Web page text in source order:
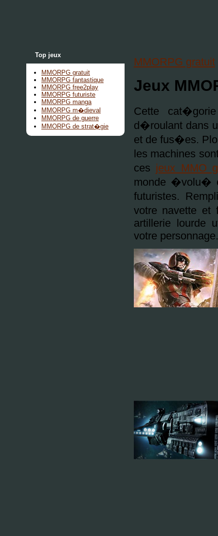
Top jeux
MMORPG gratuit
MMORPG fantastique
MMORPG free2play
MMORPG futuriste
MMORPG manga
MMORPG m�dieval
MMORPG de guerre
MMORPG de strat�gie
MMORPG gratuit
Jeux
Cette
d�roulant dans
et de fus�es.
les machines
ces jeux MMO
monde �volu�
futuristes.
votre navette et
artillerie lourde
votre personnage.